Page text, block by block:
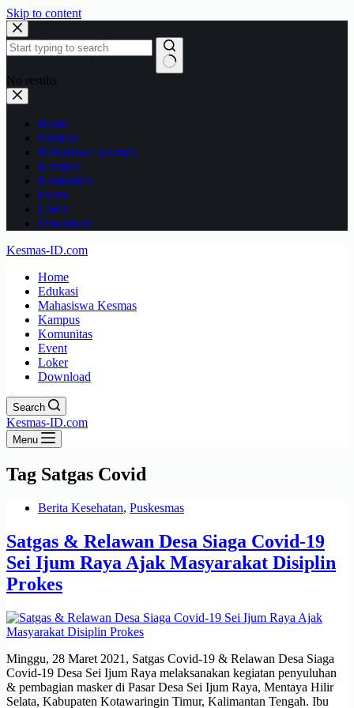
Skip to content
No results
Home
Edukasi
Mahasiswa Kesmas
Kampus
Komunitas
Event
Loker
Download
Kesmas-ID.com
Home
Edukasi
Mahasiswa Kesmas
Kampus
Komunitas
Event
Loker
Download
Search
Kesmas-ID.com
Menu
Tag Satgas Covid
Berita Kesehatan, Puskesmas
Satgas & Relawan Desa Siaga Covid-19
Sei Ijum Raya Ajak Masyarakat Disiplin
Prokes
Minggu, 28 Maret 2021, Satgas Covid-19 & Relawan Desa Siaga
Covid-19 Desa Sei Ijum Raya melaksanakan kegiatan penyuluhan
& pembagian masker di Pasar Desa Sei Ijum Raya, Mentaya Hilir
Selata, Kabupaten Kotawaringin Timur, Kalimantan Tengah. Ibu